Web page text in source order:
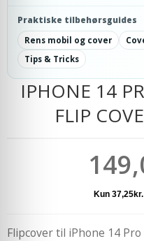
Praktiske tilbehørsguides
Rens mobil og cover
Tips & Tricks
IPHONE 14
FLIP
Flipcover til iPhone 14 Pro